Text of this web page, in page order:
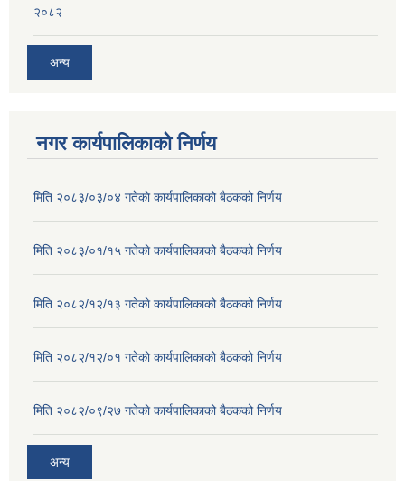
२०८२
अन्य
नगर कार्यपालिकाको निर्णय
मिति २०८३/०३/०४ गतेकाे कार्यपालिकाको बैठकको निर्णय
मिति २०८३/०१/१५ गतेकाे कार्यपालिकाको बैठकको निर्णय
मिति २०८२/१२/१३ गतेकाे कार्यपालिकाको बैठकको निर्णय
मिति २०८२/१२/०१ गतेकाे कार्यपालिकाको बैठकको निर्णय
मिति २०८२/०९/२७ गतेकाे कार्यपालिकाको बैठकको निर्णय
अन्य